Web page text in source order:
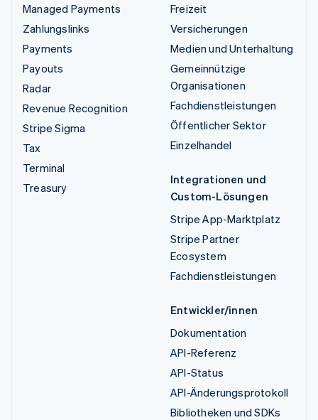
Managed Payments
Zahlungslinks
Payments
Payouts
Radar
Revenue Recognition
Stripe Sigma
Tax
Terminal
Treasury
Freizeit
Versicherungen
Medien und Unterhaltung
Gemeinnützige
Organisationen
Fachdienstleistungen
Öffentlicher Sektor
Einzelhandel
Integrationen und
Custom-Lösungen
Stripe App-Marktplatz
Stripe Partner
Ecosystem
Fachdienstleistungen
Entwickler/innen
Dokumentation
API-Referenz
API-Status
API-Änderungsprotokoll
Bibliotheken und SDKs